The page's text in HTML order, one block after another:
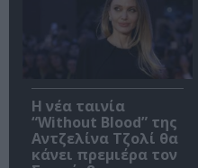
Η νέα ταινία
“Without Blood” της
Αντζελίνα Τζολί θα
κάνει πρεμιέρα τον